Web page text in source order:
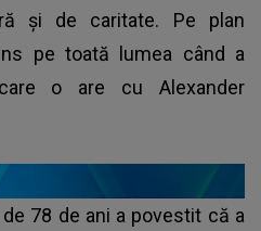
și de caritate. Pe plan
pe toată lumea când a
o are cu Alexander
78 de ani a povestit că a